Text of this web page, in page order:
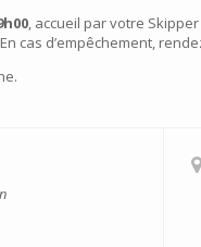
, accueil par votre
cas d’empêchement,